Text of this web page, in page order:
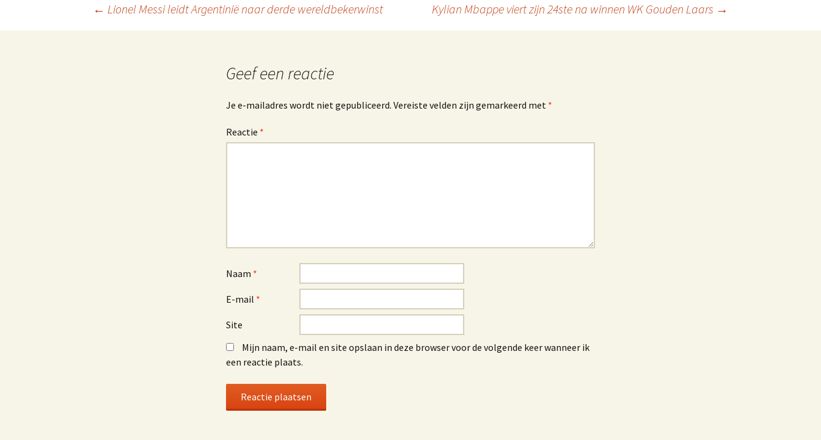
Berichtnavigatie
← Lionel Messi leidt Argentinië naar derde wereldbekerwinst Kylian Mbappe viert zijn 24ste na winnen WK Gouden Laars →
Geef een reactie
Je e-mailadres wordt niet gepubliceerd. Vereiste velden zijn gemarkeerd met *
Reactie *
Naam *
E-mail *
Site
Mijn naam, e-mail en site opslaan in deze browser voor de volgende keer wanneer ik
een reactie plaats.